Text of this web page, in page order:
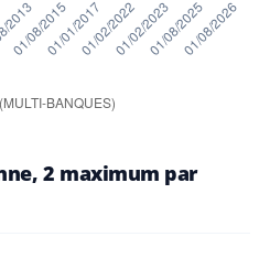
2 maximum par